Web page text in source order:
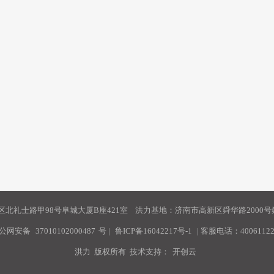
北礼士路甲98号阜城大厦B座421室 洪力基地：济南市高新区舜华路2000号
网安备 37010102000487 号 | 鲁ICP备16042217号-1 | 客服电话：
洪力 版权所有 技术支持： 开创云